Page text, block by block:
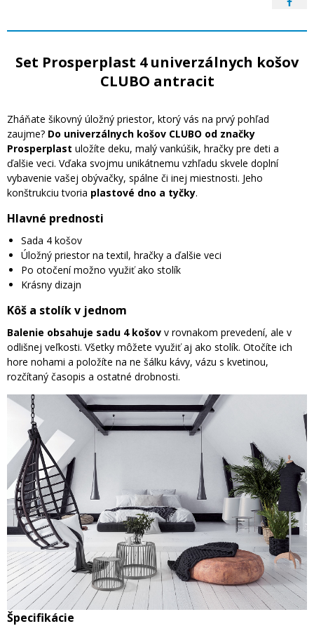
Set Prosperplast 4 univerzálnych košov
CLUBO antracit
Zháňate šikovný úložný priestor, ktorý vás na prvý pohľad
zaujme? Do univerzálnych košov CLUBO od značky
Prosperplast uložíte deku, malý vankúšik, hračky pre deti a
ďalšie veci. Vďaka svojmu unikátnemu vzhľadu skvele doplní
vybavenie vašej obývačky, spálne či inej miestnosti. Jeho
konštrukciu tvoria plastové dno a tyčky.
Hlavné prednosti
Sada 4 košov
Úložný priestor na textil, hračky a ďalšie veci
Po otočení možno využiť ako stolík
Krásny dizajn
Kôš a stolík v jednom
Balenie obsahuje sadu 4 košov v rovnakom prevedení, ale v
odlišnej veľkosti. Všetky môžete využiť aj ako stolík. Otočíte ich
hore nohami a položíte na ne šálku kávy, vázu s kvetinou,
rozčítaný časopis a ostatné drobnosti.
Špecifikácie